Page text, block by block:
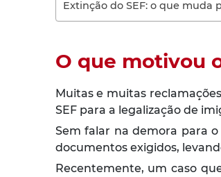
Extinção do SEF: o que muda
O que motivou
Muitas e muitas
SEF para a legalização de
Sem falar na demora para
documentos exigidos,
Recentemente, um caso